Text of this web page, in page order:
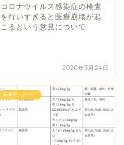
コロナウイルス感染症の検査
を行いすぎると医療崩壊が起
こるという意見について
2020年3月24日
栄養学、フード